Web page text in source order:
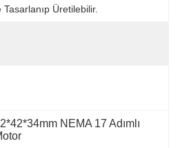
Üretilebilir.
NEMA 17 Adımlı